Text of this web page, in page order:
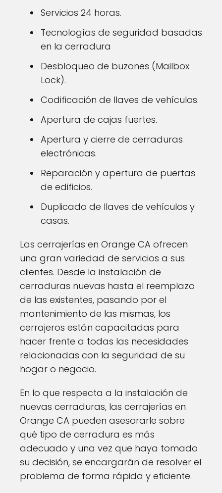
Servicios 24 horas.
Tecnologías de seguridad basadas
en la cerradura
Desbloqueo de buzones (Mailbox
Lock).
Codificación de llaves de vehículos.
Apertura de cajas fuertes.
Apertura y cierre de cerraduras
electrónicas.
Reparación y apertura de puertas
de edificios.
Duplicado de llaves de vehículos y
casas.
Las cerrajerías en Orange CA ofrecen
una gran variedad de servicios a sus
clientes. Desde la instalación de
cerraduras nuevas hasta el reemplazo
de las existentes, pasando por el
mantenimiento de las mismas, los
cerrajeros están capacitadas para
hacer frente a todas las necesidades
relacionadas con la seguridad de su
hogar o negocio.
En lo que respecta a la instalación de
nuevas cerraduras, las cerrajerías en
Orange CA pueden asesorarle sobre
qué tipo de cerradura es más
adecuado y una vez que haya tomado
su decisión, se encargarán de resolver el
problema de forma rápida y eficiente.